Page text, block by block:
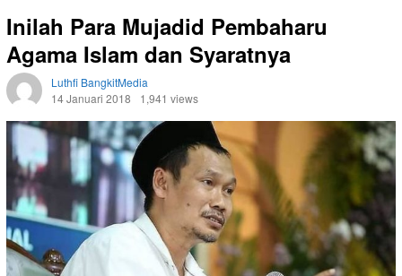
Inilah Para Mujadid Pembaharu
Agama Islam dan Syaratnya
Luthfi BangkitMedia
14 Januari 2018
1,941 views